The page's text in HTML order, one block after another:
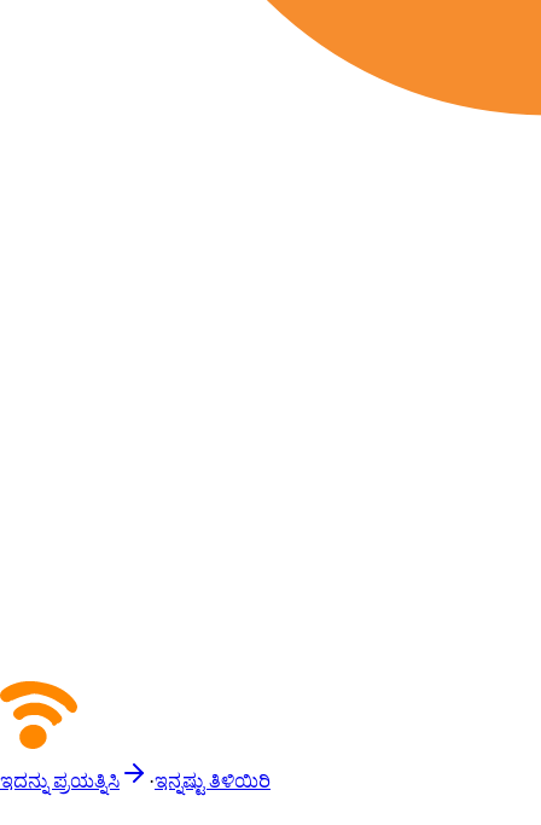
ಇದನ್ನು ಪ್ರಯತ್ನಿಸಿ ·ಇನ್ನಷ್ಟು ತಿಳಿಯಿರಿ